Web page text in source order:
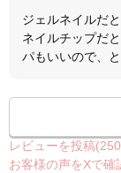
ジェルネイルだ
ネイルチップだ
パもいいので、
レビューを投稿
お客様の声をXで確